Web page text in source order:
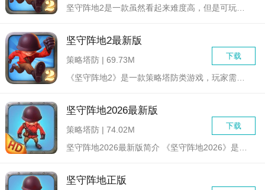
坚守阵地2最新版
下载
策略塔防 | 69.73M
坚守阵地2026最新版
下载
策略塔防 | 74.02M
坚守阵地正版